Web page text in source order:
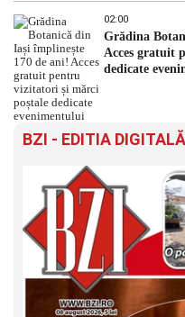
02:00
Grădina
Acces gratuit
dedicate
BZI - EDITIA